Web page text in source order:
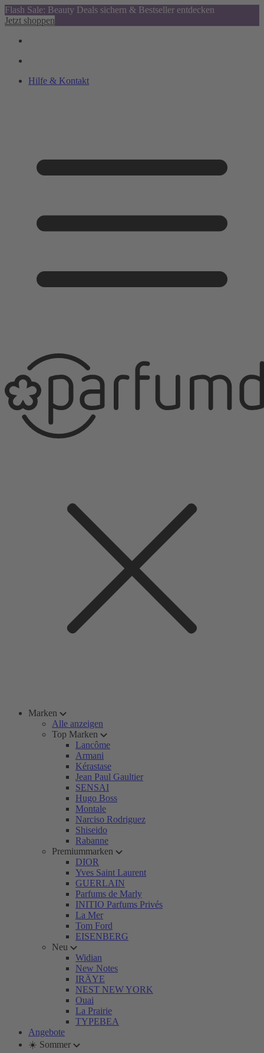
Flash Sale: Beauty Deals sichern & Bestseller entdecken
Jetzt shoppen
Hilfe & Kontakt
Marken
Alle anzeigen
Top Marken
Lancôme
Armani
Kérastase
Jean Paul Gaultier
SENSAI
Hugo Boss
Montale
Narciso Rodriguez
Shiseido
Rabanne
Premiummarken
DIOR
Yves Saint Laurent
GUERLAIN
Parfums de Marly
INITIO Parfums Privés
La Mer
Tom Ford
EISENBERG
Neu
Widian
New Notes
IRÄYE
NEST NEW YORK
Ouai
La Prairie
TYPEBEA
Angebote
☀️ Sommer